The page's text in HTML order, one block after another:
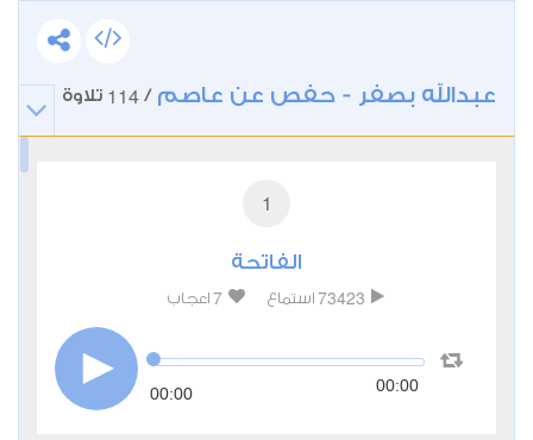
عبدالله بصفر - حفص عن عاصم /
114 تلاوة
1
الفاتحة
73423 استماع 7 اعجاب
00:00 00:00